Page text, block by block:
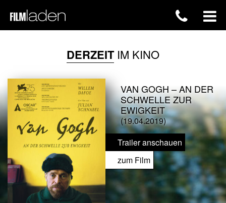
DERZEITIM KINO
VAN GOGH – AN DER
SCHWELLE ZUR
EWIGKEIT
(19.04.2019)
Trailer anschauen
zum Film